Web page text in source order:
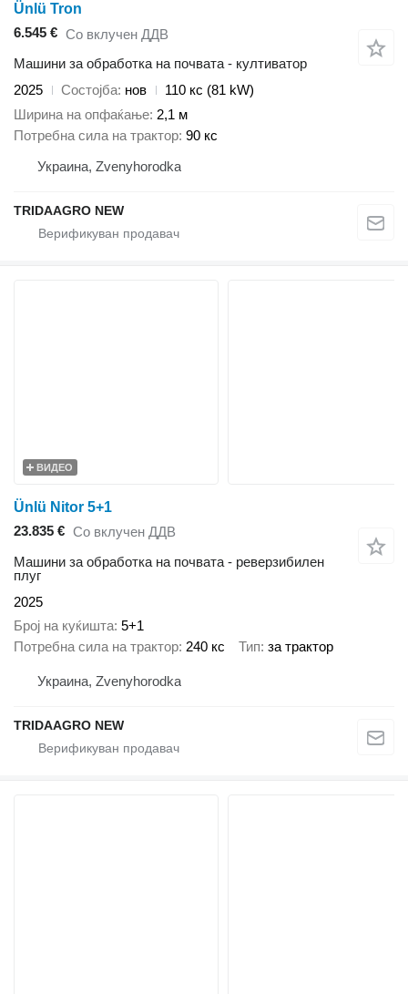
Ünlü Tron
6.545 € Со вклучен ДДВ
Машини за обработка на почвата - култиватор
2025
Состојба нов
110 кс (81 kW)
Ширина на опфаќање 2,1 м
Потребна сила на трактор 90 кс
Украина, Zvenyhorodka
TRIDAAGRO NEW
ВИДЕО
Ünlü Nitor 5+1
23.835 € Со вклучен ДДВ
Машини за обработка на почвата - реверзибилен
плуг
2025
Број на куќишта 5+1
Потребна сила на трактор 240 кс Тип за трактор
Украина, Zvenyhorodka
TRIDAAGRO NEW